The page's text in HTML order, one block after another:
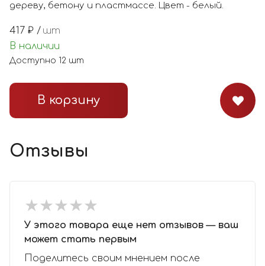
дереву, бетону и пластмассе. Цвет - белый.
417 ₽ / шт
В наличии
Доступно 12 шт
В корзину
Отзывы
★★★★★
★★★★★
У этого товара еще нет отзывов — ваш
может стать первым
Поделитесь своим мнением после